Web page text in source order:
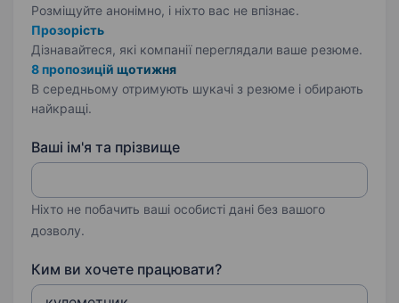
Розміщуйте анонімно, і ніхто вас не впізнає.
Прозорість
Дізнавайтеся, які компанії переглядали ваше резюме.
8 пропозицій щотижня
В середньому отримують шукачі з резюме і обирають
найкращі.
Ваші ім'я та прізвище
Ніхто не побачить ваші особисті дані без вашого
дозволу.
Ким ви хочете працювати?